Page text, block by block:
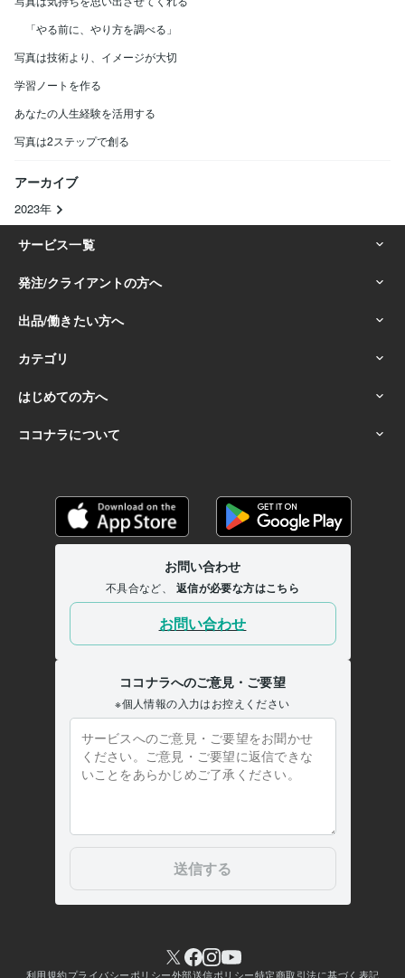
「やる前に、やり方を調べる」
写真は技術より、イメージが大切
学習ノートを作る
あなたの人生経験を活用する
写真は2ステップで創る
アーカイブ
2023年